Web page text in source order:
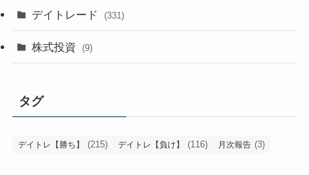
デイトレード (331)
株式投資 (9)
タグ
デイトレ【勝ち】 (215) デイトレ【負け】 (116) 月次報告 (3)